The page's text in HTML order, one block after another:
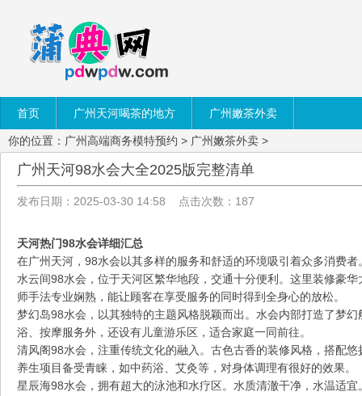
首页 广州天河喝茶的地方 广州嫩茶外卖
你的位置： 广州高端商务模特预约 > 广州嫩茶外卖 >
广州天河98水会大全2025版完整清单
发布日期：2025-03-30 14:58 点击次数：187
天河热门98水会详细汇总
在广州天河，98水会以其多样的服务和舒适的环境吸引着众多消费
水云间98水会，位于天河区繁华地段，交通十分便利。这里装修豪
师手法专业娴熟，能让顾客在享受服务的同时得到全身心的放松。
梦幻岛98水会，以其独特的主题风格脱颖而出。水会内部打造了梦
浴、按摩服务外，还设有儿童游乐区，适合家庭一同前往。
清风阁98水会，注重传统文化的融入。古色古香的装修风格，搭配
养生项目备受青睐，如中药浴、艾灸等，对身体调理有很好的效果。
星辰海98水会，拥有超大的泳池和水疗区。水质清澈干净，水温适